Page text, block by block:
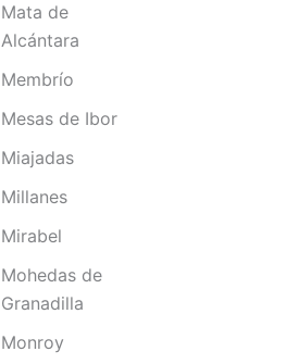
Mata de
Alcántara
Membrío
Mesas de Ibor
Miajadas
Millanes
Mirabel
Mohedas de
Granadilla
Monroy